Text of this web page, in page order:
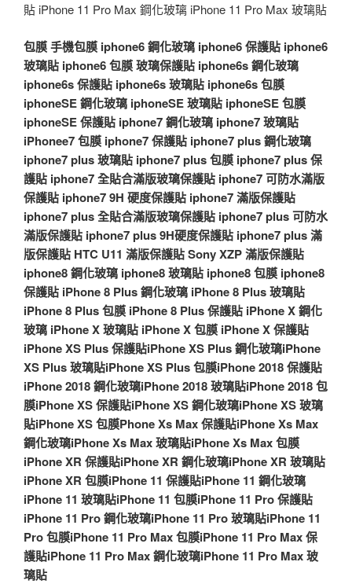
貼 iPhone 11 Pro Max 鋼化玻璃 iPhone 11 Pro Max 玻璃貼
包膜手機包膜 iphone6 鋼化玻璃 iphone6 保護貼 iphone6
玻璃貼 iphone6 包膜玻璃保護貼 iphone6s 鋼化玻璃
iphone6s 保護貼 iphone6s 玻璃貼 iphone6s 包膜
iphoneSE 鋼化玻璃 iphoneSE 玻璃貼 iphoneSE 包膜
iphoneSE 保護貼 iphone7 鋼化玻璃 iphone7 玻璃貼
iPhonee7 包膜 iphone7 保護貼 iphone7 plus 鋼化玻璃
iphone7 plus 玻璃貼 iphone7 plus 包膜 iphone7 plus 保
護貼 iphone7 全貼合滿版玻璃保護貼 iphone7 可防水滿版
保護貼 iphone7 9H 硬度保護貼 iphone7 滿版保護貼
iphone7 plus 全貼合滿版玻璃保護貼 iphone7 plus 可防水
滿版保護貼 iphone7 plus 9H硬度保護貼 iphone7 plus 滿
版保護貼 HTC U11 滿版保護貼Sony XZP 滿版保護貼
iphone8 鋼化玻璃 iphone8 玻璃貼 iphone8 包膜 iphone8
保護貼 iPhone 8 Plus 鋼化玻璃 iPhone 8 Plus 玻璃貼
iPhone 8 Plus 包膜 iPhone 8 Plus 保護貼 iPhone X 鋼化
玻璃 iPhone X 玻璃貼 iPhone X 包膜 iPhone X 保護貼
iPhone XS Plus 保護貼iPhone XS Plus 鋼化玻璃iPhone
XS Plus 玻璃貼iPhone XS Plus 包膜iPhone 2018 保護貼
iPhone 2018 鋼化玻璃iPhone 2018 玻璃貼iPhone 2018 包
膜iPhone XS 保護貼iPhone XS 鋼化玻璃iPhone XS 玻璃
貼iPhone XS 包膜Phone Xs Max 保護貼iPhone Xs Max
鋼化玻璃iPhone Xs Max 玻璃貼iPhone Xs Max 包膜
iPhone XR 保護貼iPhone XR 鋼化玻璃iPhone XR 玻璃貼
iPhone XR 包膜iPhone 11 保護貼iPhone 11 鋼化玻璃
iPhone 11 玻璃貼iPhone 11 包膜iPhone 11 Pro 保護貼
iPhone 11 Pro 鋼化玻璃iPhone 11 Pro 玻璃貼iPhone 11
Pro 包膜iPhone 11 Pro Max 包膜iPhone 11 Pro Max 保
護貼iPhone 11 Pro Max 鋼化玻璃iPhone 11 Pro Max 玻
璃貼